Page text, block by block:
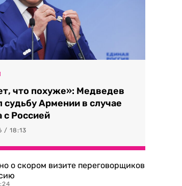
что похуже»: Медведев
судьбу Армении в случае
с Россией
/ 18:13
о скором визите переговорщиков